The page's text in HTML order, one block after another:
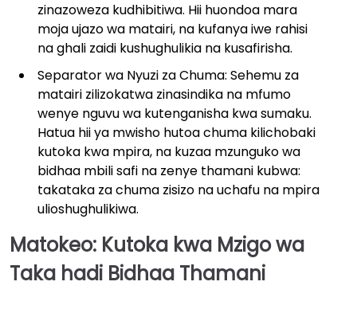
zinazoweza kudhibitiwa. Hii huondoa mara
moja ujazo wa matairi, na kufanya iwe rahisi
na ghali zaidi kushughulikia na kusafirisha.
Separator wa Nyuzi za Chuma: Sehemu za
matairi zilizokatwa zinasindika na mfumo
wenye nguvu wa kutenganisha kwa sumaku.
Hatua hii ya mwisho hutoa chuma kilichobaki
kutoka kwa mpira, na kuzaa mzunguko wa
bidhaa mbili safi na zenye thamani kubwa:
takataka za chuma zisizo na uchafu na mpira
ulioshughulikiwa.
Matokeo: Kutoka kwa Mzigo wa
Taka hadi Bidhaa Thamani